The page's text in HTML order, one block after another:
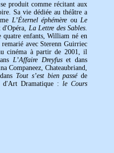
produit comme récitant aux
Sa vie dédiée au théâtre a
L’Éternel éphémère ou Le
La Lettre des Sables.
quatre enfants, William né en
remarié avec Sterenn Guirriec
cinéma à partir de 2001, il
L’Affaire Dreyfuset dans
Companeez, Chateaubriand,
Tout s’est bien passéde
d'Art Dramatique :le Cours